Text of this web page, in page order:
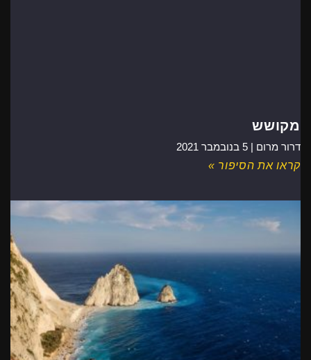
מקושש
דרור מרום | 5 בנובמבר 2021
קראו את הסיפור »